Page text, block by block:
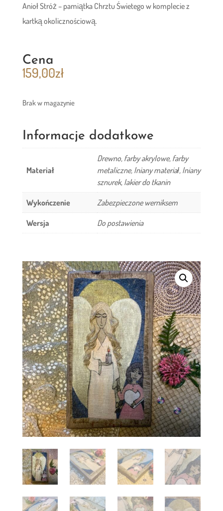
Anioł Stróż – pamiątka Chrztu Świetego w komplecie z
kartką okolicznościową.
Cena
159,00zł
Brak w magazynie
Informacje dodatkowe
Materiał
Drewno, farby akrylowe, farby
metaliczne, lniany materiał, lniany
sznurek, lakier do tkanin
Wykończenie Zabezpieczone werniksem
Wersja Do postawienia